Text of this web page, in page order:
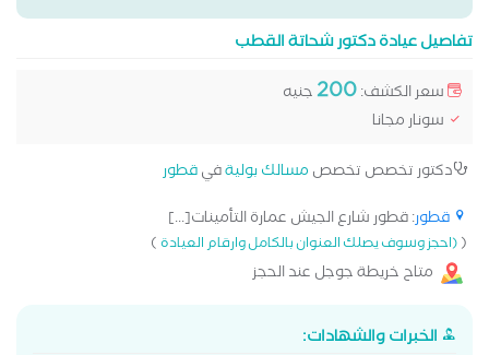
تفاصيل عيادة دكتور شحاتة القطب
سعر الكشف:200جنيه
سونار مجانا
دكتور تخصص تخصص مسالك بوليةفيقطور
قطور: قطور شارع الجيش عمارة التأمينات[...]
((احجز وسوف يصلك العنوان بالكامل وارقام العيادة)
متاح خريطة جوجل عند الحجز
الخبرات والشهادات: